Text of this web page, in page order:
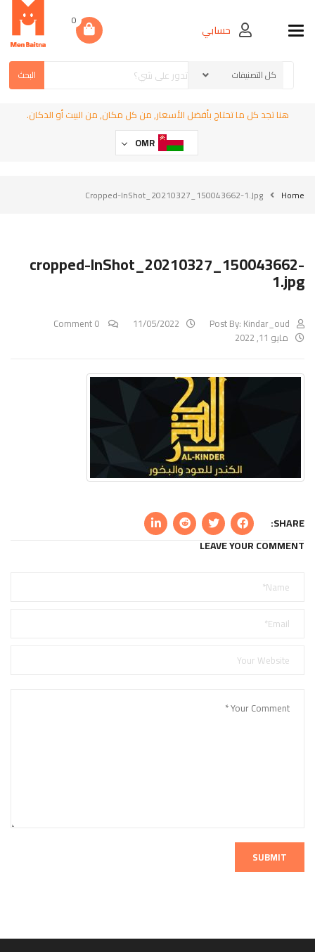
Toggle navigationحسابي
0
البحث
هنا تجد كل ما تحتاج بأفضل الأسعار, من كل مكان, من البيت أو الدكان.
OMR
Home
Cropped-InShot_20210327_150043662-1.jpg
cropped-InShot_20210327_150043662-
1.jpg
Post By: Kindar_oud
11/05/2022
مايو 11, 2022
SHARE:
LEAVE YOUR COMMENT
SUBMIT